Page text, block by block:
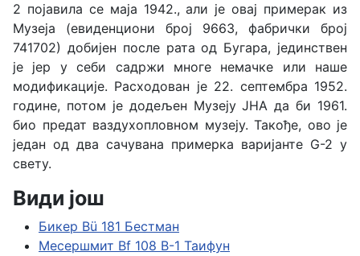
2 појавила се маја 1942., али је овај примерак из
Музеја (евиденциони број 9663, фабрички број
741702) добијен после рата од Бугара, јединствен
је јер у себи садржи многе немачке или наше
модификације. Расходован је 22. септембра 1952.
године, потом је додељен Музеју ЈНА да би 1961.
био предат ваздухопловном музеју. Такође, ово је
један од два сачувана примерка варијанте G-2 у
свету.
Види још
Бикер Bü 181 Бестман
Месершмит Bf 108 B-1 Таифун